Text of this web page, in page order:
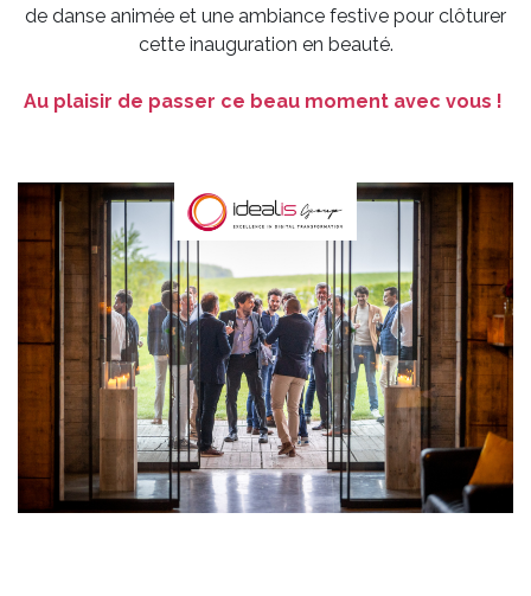
de danse animée et une ambiance festive pour clôturer
cette inauguration en beauté.
Au plaisir de passer ce beau moment avec vous !